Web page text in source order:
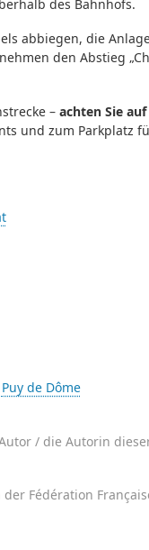
des Bahnhofs.
abbiegen, die
den Abstieg
–achten Sie auf
und zum Parkplatz
Puy de Dôme
/ die Autorin
Fédération